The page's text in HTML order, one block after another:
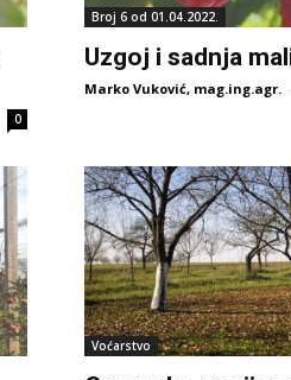
0
Broj 6 od 01.04.2022.
Uzgoj i sadnja
Marko Vuković, mag.ing.agr. -
Voćarstvo